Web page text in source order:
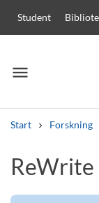
Student
menu
Meny
Start Forskning
Andra
Kurser och
ReWrite